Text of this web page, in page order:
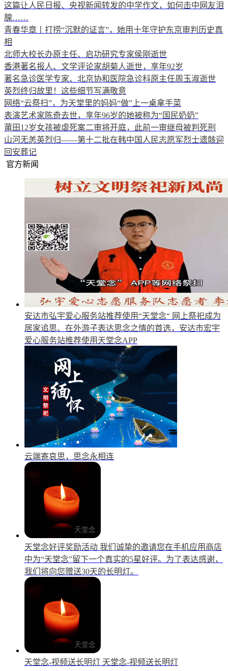
这篇让人民日报、央视新闻转发的中学作文，如何击中网友泪
腺……
青春华章丨打捞“沉默的证言”，她用十年守护东京审判历史真
相
北师大校长办原主任、启功研究专家侯刚逝世
香港著名报人、文学评论家胡菊人逝世，享年92岁
著名急诊医学专家、北京协和医院急诊科原主任周玉淑逝世
英烈终归故里！这些细节写满敬意
网络“云祭扫”，为天堂里的妈妈“做”上一桌拿手菜
表演艺术家陈奇去世，享年96岁的她被称为“国民奶奶”
莆田12岁女孩被虐死案二审将开庭，此前一审继母被判死刑
山河无恙英烈归——第十二批在韩中国人民志愿军烈士遗骸迎
回安葬记
官方新闻
安达市弘宇爱心服务站推荐使用“天堂念“ 网上祭祀成为
居家追思、在外游子表达思念之情的首选，安达市宏宇
爱心服务站推荐使用天堂念APP
云端寄哀思，思念永相连
天堂念好评奖励活动 我们诚挚的邀请您在手机应用商店
中为“天堂念”留下一个真实的5星好评。为了表达感谢，
我们将向您赠送30天的长明灯。
天堂念-视频送长明灯 天堂念-视频送长明灯